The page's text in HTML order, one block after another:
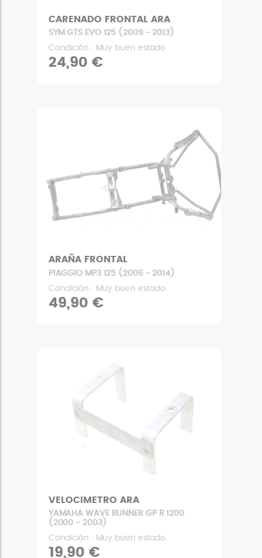
CARENADO FRONTAL ARA
SYM GTS EVO 125 (2009 - 2013)
Condición : Muy buen estado
24,90 €
ARAÑA FRONTAL
PIAGGIO MP3 125 (2006 - 2014)
Condición : Muy buen estado
49,90 €
VELOCIMETRO ARA
YAMAHA WAVE RUNNER GP R 1200
(2000 - 2003)
Condición : Muy buen estado
19,90 €